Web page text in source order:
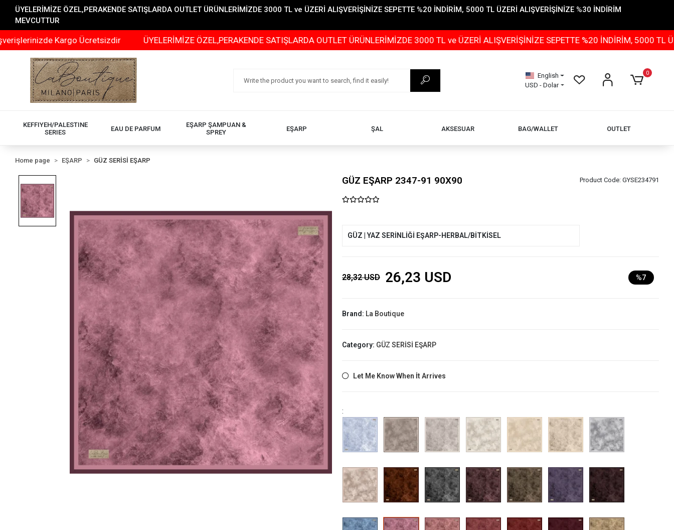
ÜYELERİMİZE ÖZEL,PERAKENDE SATIŞLARDA OUTLET ÜRÜNLERİMİZDE 3000 TL ve ÜZERİ ALIŞVERİŞİNİZE SEPETTE %20 İNDİRİM, 5000 TL ÜZERİ ALIŞVERİŞİNİZE %30 İNDİRİM
MEVCUTTUR
Kargo Ücretsizdir ÜYELERİMİZE ÖZEL,PERAKENDE SATIŞLARDA OUTLET ÜRÜNLERİMİZDE 3000 TL ve ÜZERİ ALIŞVERİŞİNİZE SEPETTE %20 İNDİRİM, 5000 TL ÜZERİ
English
USD - Dolar
0
KEFFIYEH/PALESTINE
SERIES
EAU DE PARFUM
EŞARP ŞAMPUAN &
SPREY
EŞARP ŞAL AKSESUAR BAG/WALLET OUTLET
Home page EŞARP GÜZ SERİSİ EŞARP
GÜZ EŞARP 2347-91 90X90 Product Code: GYSE234791
GÜZ | YAZ SERİNLİĞİ EŞARP-HERBAL/BİTKİSEL
28,32 USD 26,23 USD %7
Brand: La Boutique
Category: GÜZ SERİSİ EŞARP
Let Me Know When İt Arrives
: